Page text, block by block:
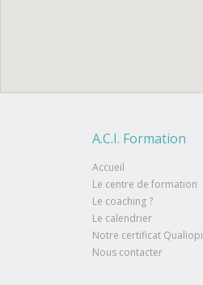
A.C.I. Formation
Accueil
Le centre de formation
Le coaching ?
Le calendrier
Notre certificat Qualiopi
Nous contacter